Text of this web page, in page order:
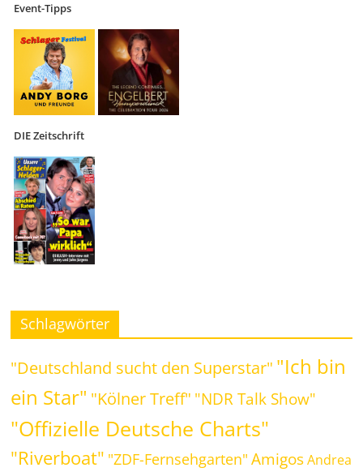
Event-Tipps
DIE Zeitschrift
Schlagwörter
"Deutschland sucht den Superstar" "Ich bin
ein Star" "Kölner Treff" "NDR Talk Show"
"Offizielle Deutsche Charts"
"Riverboat" "ZDF-Fernsehgarten" Amigos Andrea